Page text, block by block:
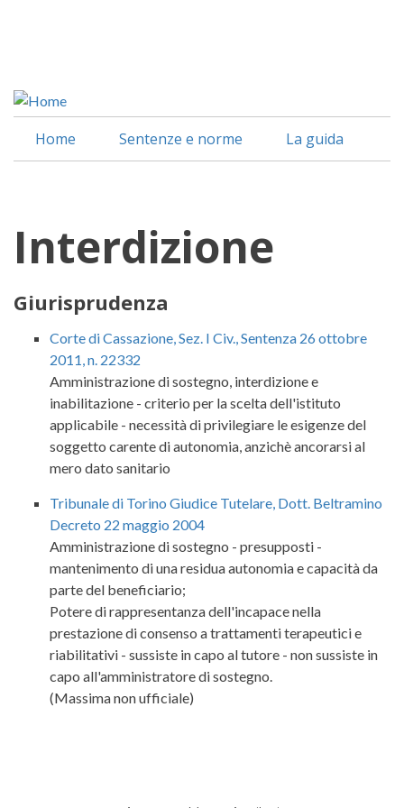
Home Sentenze e norme La guida
Interdizione
Giurisprudenza
Corte di Cassazione, Sez. I Civ., Sentenza 26 ottobre
2011, n. 22332
Amministrazione di sostegno, interdizione e
inabilitazione - criterio per la scelta dell'istituto
applicabile - necessità di privilegiare le esigenze del
soggetto carente di autonomia, anzichè ancorarsi al
mero dato sanitario
Tribunale di Torino Giudice Tutelare, Dott. Beltramino
Decreto 22 maggio 2004
Amministrazione di sostegno - presupposti -
mantenimento di una residua autonomia e capacità da
parte del beneficiario;
Potere di rappresentanza dell'incapace nella
prestazione di consenso a trattamenti terapeutici e
riabilitativi - sussiste in capo al tutore - non sussiste in
capo all'amministratore di sostegno.
(Massima non ufficiale)